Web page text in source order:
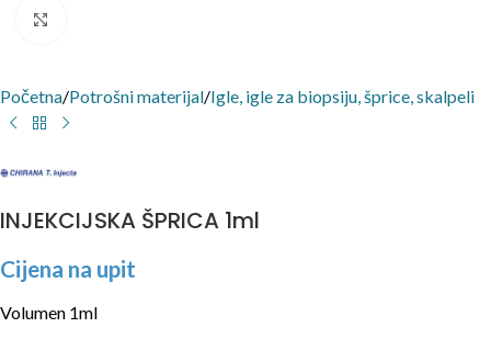
Početna/Potrošni materijal/Igle, igle za biopsiju, šprice, skalpeli
INJEKCIJSKA ŠPRICA 1ml
Cijena na upit
Volumen 1ml